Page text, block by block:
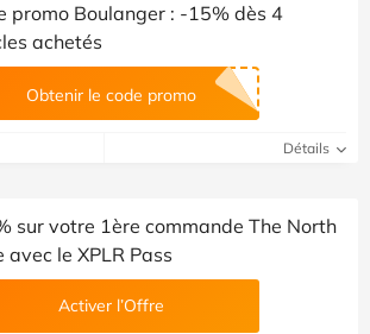
promo Boulanger : -15% dès 4
achetés
Obtenir le code promo
Détails
sur votre 1ère commande The North
avec le XPLR Pass
Activer l’Offre